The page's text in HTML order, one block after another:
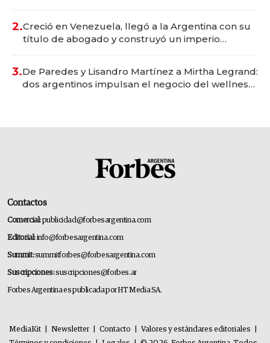
2.Creció en Venezuela, llegó a la Argentina con su
título de abogado y construyó un imperio
3.De Paredes y Lisandro Martínez a Mirtha Legrand:
dos argentinos impulsan el negocio del wellness
Contactos
Comercial:publicidad@forbesargentina.com
Editorial:info@forbesargentina.com
Summit:summitforbes@forbesargentina.com
Suscripciones:suscripciones@forbes.ar
Forbes Argentina es publicada por HT Media SA.
MediaKit Newsletter Contacto Valores y estándares editoriales